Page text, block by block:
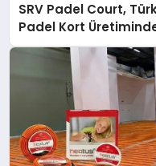
SRV Padel Court,
Padel Kort